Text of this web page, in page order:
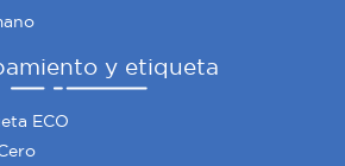
y etiqueta
ECO